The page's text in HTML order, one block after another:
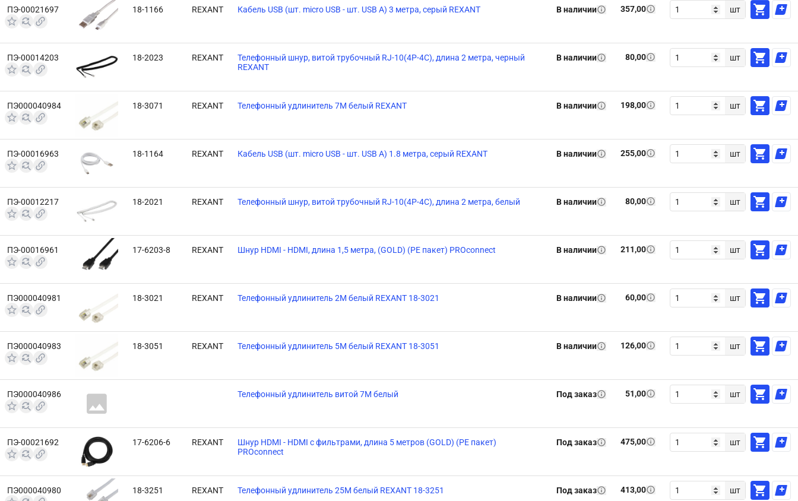
ПЭ-00021697 18-1166 REXANT Кабель USB (шт. micro USB - шт. USB A) 3 метра, серый REXANT В наличии 357,00 шт
ПЭ-00014203 18-2023 REXANT
Телефонный шнур, витой трубочный RJ-10(4P-4C), длина 2 метра, черный
REXANT
В наличии 80,00 шт
ПЭ000040984 18-3071 REXANT Телефонный удлинитель 7М белый REXANT В наличии 198,00 шт
ПЭ-00016963 18-1164 REXANT Кабель USB (шт. micro USB - шт. USB A) 1.8 метра, серый REXANT В наличии 255,00 шт
ПЭ-00012217 18-2021 REXANT Телефонный шнур, витой трубочный RJ-10(4P-4C), длина 2 метра, белый В наличии 80,00 шт
ПЭ-00016961 17-6203-8 REXANT Шнур HDMI - HDMI, длина 1,5 метра, (GOLD) (PE пакет) PROconnect В наличии 211,00 шт
ПЭ000040981 18-3021 REXANT Телефонный удлинитель 2М белый REXANT 18-3021 В наличии 60,00 шт
ПЭ000040983 18-3051 REXANT Телефонный удлинитель 5М белый REXANT 18-3051 В наличии 126,00 шт
ПЭ000040986 Телефонный удлинитель витой 7М белый Под заказ 51,00 шт
ПЭ-00021692 17-6206-6 REXANT
Шнур HDMI - HDMI с фильтрами, длина 5 метров (GOLD) (PE пакет)
PROconnect
Под заказ 475,00 шт
ПЭ000040980 18-3251 REXANT Телефонный удлинитель 25М белый REXANT 18-3251 Под заказ 413,00 шт